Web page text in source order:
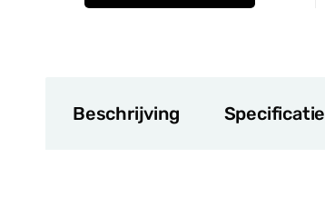
Beschrijving Specificatie